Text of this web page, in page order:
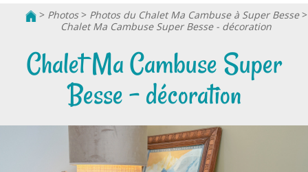
> Photos> Photos du Chalet Ma Cambuse à Super Besse>
Chalet Ma Cambuse Super Besse - décoration
Chalet Ma Cambuse Super
Besse - décoration